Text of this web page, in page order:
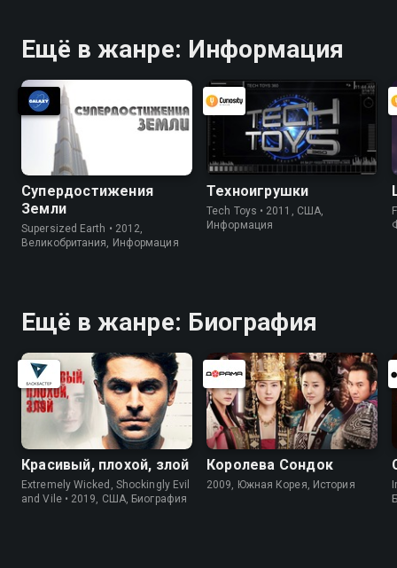
Ещё в жанре: Информация
Супердостижения
Земли
Supersized Earth • 2012,
Великобритания, Информация
Техноигрушки
Tech Toys • 2011, США,
Информация
Ещё в жанре: Биография
Красивый, плохой, злой
Extremely Wicked, Shockingly Evil
and Vile • 2019, США, Биография
Королева Сондок
2009, Южная Корея, История